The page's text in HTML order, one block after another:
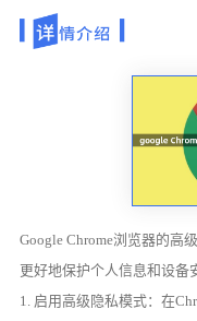
Google Chrome浏览器的高级
更好地保护个人信息和设备
1. 启用高级隐私模式：在